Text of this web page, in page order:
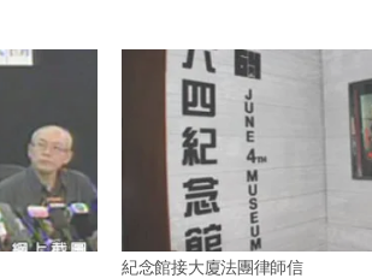
紀念館接大廈法團律師信